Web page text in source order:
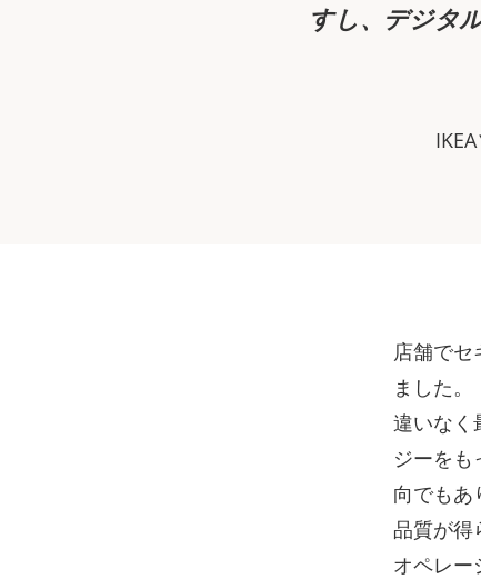
すし、デジタ
店舗で
ました
違いなく
ジーを
向でもあ
品質が得
オペレー